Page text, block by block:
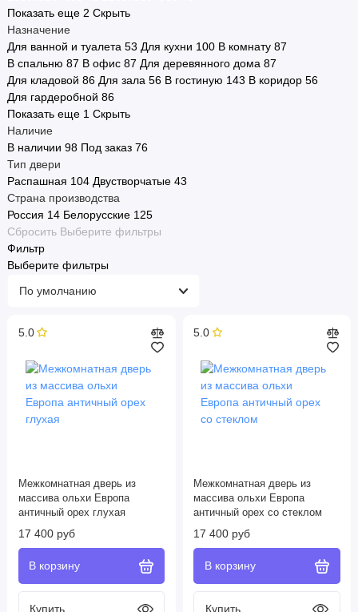
Показать еще 2 Скрыть
Назначение
Для ванной и туалета 53 Для кухни 100 В комнату 87
В спальню 87 В офис 87 Для деревянного дома 87
Для кладовой 86 Для зала 56 В гостиную 143 В коридор 56
Для гардеробной 86
Показать еще 1 Скрыть
Наличие
В наличии 98 Под заказ 76
Тип двери
Распашная 104 Двустворчатые 43
Страна производства
Россия 14 Белорусские 125
Сбросить Выберите фильтры
Фильтр
Выберите фильтры
5.0
Межкомнатная дверь из
массива ольхи Европа
античный орех глухая
17 400 руб
5.0
Межкомнатная дверь из
массива ольхи Европа
античный орех со стеклом
17 400 руб